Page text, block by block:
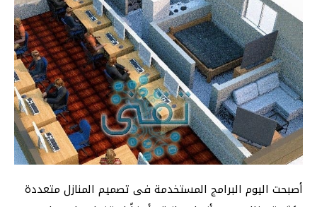
أصبحت اليوم البرامج المستخدمة فى تصميم المنازل متعددة